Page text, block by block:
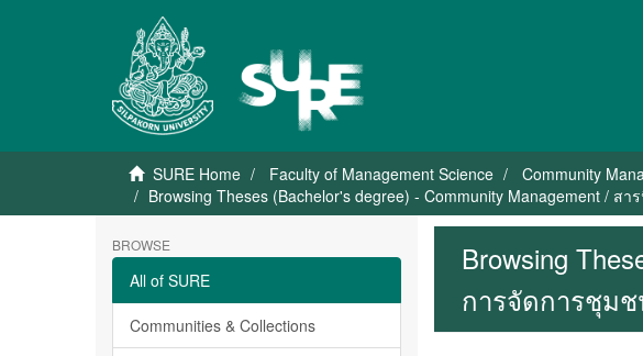
SURE Home Faculty of Management Science Community
Browsing Theses (Bachelor's degree) - Community Management /
BROWSE
All of SURE
Communities & Collections
Browsing
การจัดการชุมช